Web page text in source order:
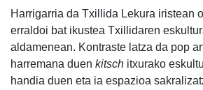
Harrigarria da Txillida Lekura iristean
erraldoi bat ikustea Txillidaren
aldamenean. Kontraste latza da pop
harremana duen kitsch itxurako
handia duen eta ia espazioa